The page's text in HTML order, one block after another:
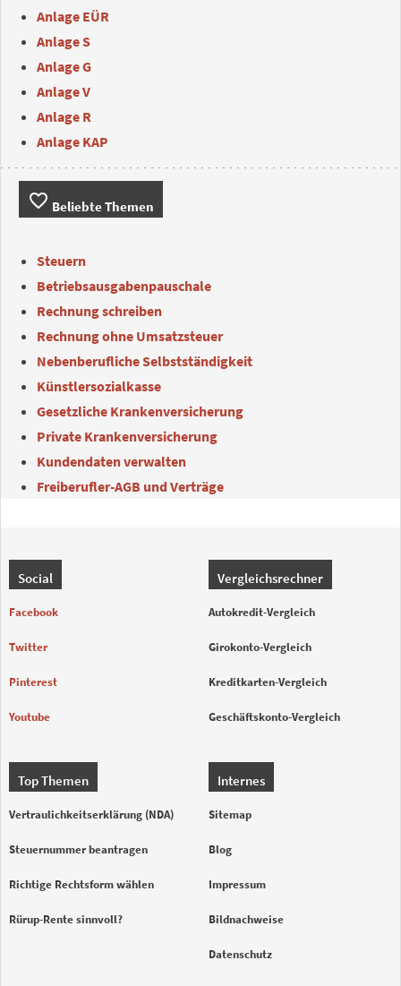
Anlage EÜR
Anlage S
Anlage G
Anlage V
Anlage R
Anlage KAP
favorite_border Beliebte Themen
Steuern
Betriebsausgabenpauschale
Rechnung schreiben
Rechnung ohne Umsatzsteuer
Nebenberufliche Selbstständigkeit
Künstlersozialkasse
Gesetzliche Krankenversicherung
Private Krankenversicherung
Kundendaten verwalten
Freiberufler-AGB und Verträge
Social
Facebook
Twitter
Pinterest
Youtube
Vergleichsrechner
Autokredit-Vergleich
Girokonto-Vergleich
Kreditkarten-Vergleich
Geschäftskonto-Vergleich
Top Themen
Vertraulichkeitserklärung (NDA)
Steuernummer beantragen
Richtige Rechtsform wählen
Rürup-Rente sinnvoll?
Internes
Sitemap
Blog
Impressum
Bildnachweise
Datenschutz